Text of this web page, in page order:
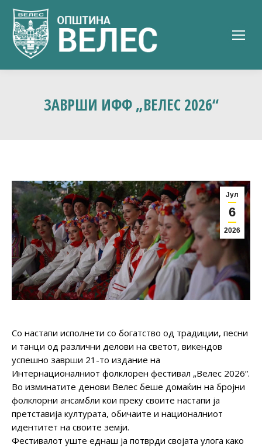
ЗАВРШИ ИФФ „ВЕЛЕС 2026“
Јул
6
2026
Со настапи исполнети со богатство од традиции, песни
и танци од различни делови на светот, викендов
успешно заврши 21-то издание на
Интернационалниот фолклорен фестивал „Велес 2026“.
Во изминатите денови Велес беше домаќин на бројни
фолклорни ансамбли кои преку своите настапи ја
претставија културата, обичаите и националниот
идентитет на своите земји.
Фестивалот уште еднаш ја потврди својата улога како